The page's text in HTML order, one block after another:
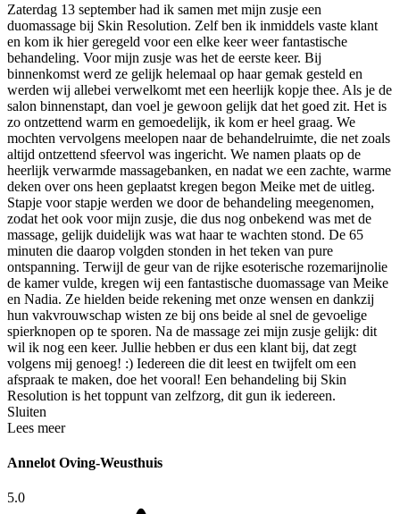
Zaterdag 13 september had ik samen met mijn zusje een
duomassage bij Skin Resolution. Zelf ben ik inmiddels vaste klant
en kom ik hier geregeld voor een elke keer weer fantastische
behandeling. Voor mijn zusje was het de eerste keer. Bij
binnenkomst werd ze gelijk helemaal op haar gemak gesteld en
werden wij allebei verwelkomt met een heerlijk kopje thee. Als je de
salon binnenstapt, dan voel je gewoon gelijk dat het goed zit. Het is
zo ontzettend warm en gemoedelijk, ik kom er heel graag. We
mochten vervolgens meelopen naar de behandelruimte, die net zoals
altijd ontzettend sfeervol was ingericht. We namen plaats op de
heerlijk verwarmde massagebanken, en nadat we een zachte, warme
deken over ons heen geplaatst kregen begon Meike met de uitleg.
Stapje voor stapje werden we door de behandeling meegenomen,
zodat het ook voor mijn zusje, die dus nog onbekend was met de
massage, gelijk duidelijk was wat haar te wachten stond. De 65
minuten die daarop volgden stonden in het teken van pure
ontspanning. Terwijl de geur van de rijke esoterische rozemarijnolie
de kamer vulde, kregen wij een fantastische duomassage van Meike
en Nadia. Ze hielden beide rekening met onze wensen en dankzij
hun vakvrouwschap wisten ze bij ons beide al snel de gevoelige
spierknopen op te sporen. Na de massage zei mijn zusje gelijk: dit
wil ik nog een keer. Jullie hebben er dus een klant bij, dat zegt
volgens mij genoeg! :) Iedereen die dit leest en twijfelt om een
afspraak te maken, doe het vooral! Een behandeling bij Skin
Resolution is het toppunt van zelfzorg, dit gun ik iedereen.
Sluiten
Lees meer
Annelot Oving-Weusthuis
5.0